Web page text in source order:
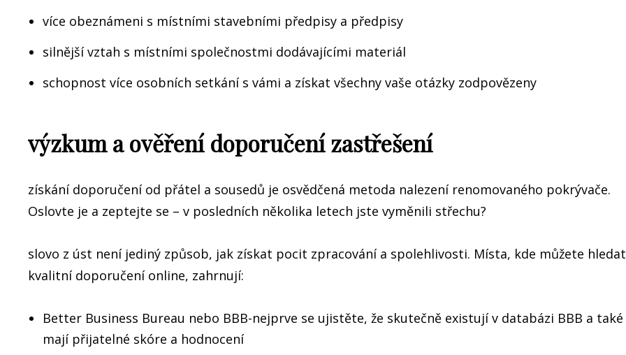
více obeznámeni s místními stavebními předpisy a předpisy
silnější vztah s místními společnostmi dodávajícími materiál
schopnost více osobních setkání s vámi a získat všechny vaše otázky zodpovězeny
výzkum a ověření doporučení zastřešení
získání doporučení od přátel a sousedů je osvědčená metoda nalezení renomovaného pokrývače.
Oslovte je a zeptejte se – v posledních několika letech jste vyměnili střechu?
slovo z úst není jediný způsob, jak získat pocit zpracování a spolehlivosti. Místa, kde můžete hledat
kvalitní doporučení online, zahrnují:
Better Business Bureau nebo BBB-nejprve se ujistěte, že skutečně existují v databázi BBB a také
mají přijatelné skóre a hodnocení